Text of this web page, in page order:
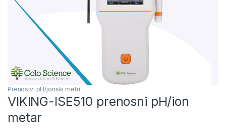
Prenosivi pH/jonski metri
VIKING-ISE510 prenosni pH/ion
metar